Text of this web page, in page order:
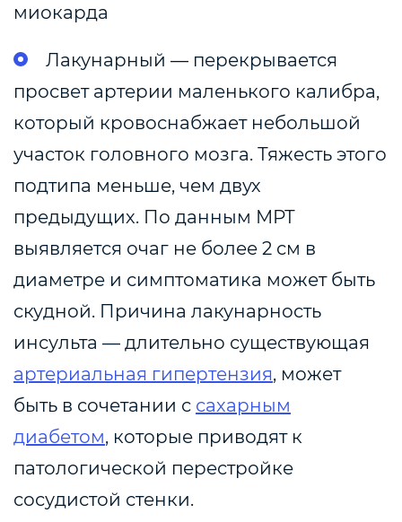
миокарда
Лакунарный — перекрывается
просвет артерии маленького калибра,
который кровоснабжает небольшой
участок головного мозга. Тяжесть этого
подтипа меньше, чем двух
предыдущих. По данным МРТ
выявляется очаг не более 2 см в
диаметре и симптоматика может быть
скудной. Причина лакунарность
инсульта — длительно существующая
артериальная гипертензия, может
быть в сочетании с сахарным
диабетом, которые приводят к
патологической перестройке
сосудистой стенки.